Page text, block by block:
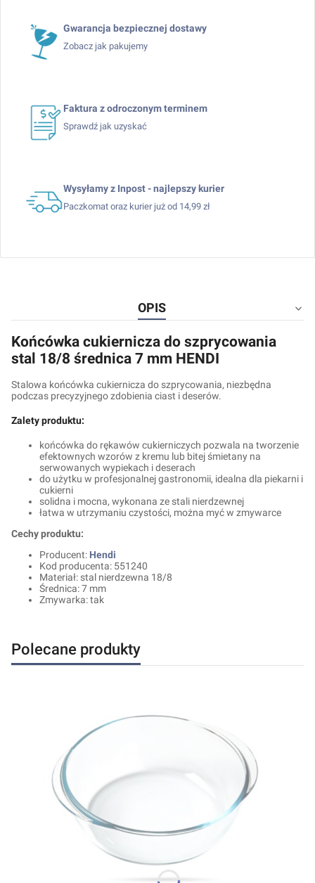
Gwarancja bezpiecznej dostawy
Zobacz jak pakujemy
Faktura z odroczonym terminem
Sprawdź jak uzyskać
Wysyłamy z Inpost - najlepszy kurier
Paczkomat oraz kurier już od 14,99 zł
OPIS
Końcówka cukiernicza do szprycowania
stal 18/8 średnica 7 mm HENDI
Stalowa końcówka cukiernicza do szprycowania, niezbędna
podczas precyzyjnego zdobienia ciast i deserów.
Zalety produktu:
końcówka do rękawów cukierniczych pozwala na tworzenie
efektownych wzorów z kremu lub bitej śmietany na
serwowanych wypiekach i deserach
do użytku w profesjonalnej gastronomii, idealna dla piekarni i
cukierni
solidna i mocna, wykonana ze stali nierdzewnej
łatwa w utrzymaniu czystości, można myć w zmywarce
Cechy produktu:
Producent: Hendi
Kod producenta: 551240
Materiał: stal nierdzewna 18/8
Średnica: 7 mm
Zmywarka: tak
Polecane produkty